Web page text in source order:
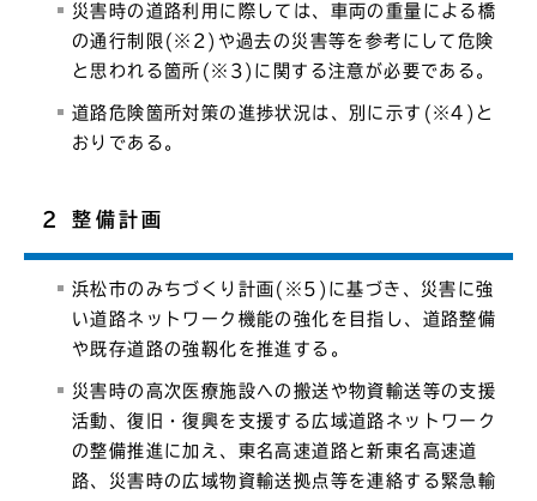
災害時の道路利用に際しては、車両の重量による橋
の通行制限(※2)や過去の災害等を参考にして危険
と思われる箇所(※3)に関する注意が必要である。
道路危険箇所対策の進捗状況は、別に示す(※4)と
おりである。
2 整備計画
浜松市のみちづくり計画(※5)に基づき、災害に強
い道路ネットワーク機能の強化を目指し、道路整備
や既存道路の強靱化を推進する。
災害時の高次医療施設への搬送や物資輸送等の支援
活動、復旧・復興を支援する広域道路ネットワーク
の整備推進に加え、東名高速道路と新東名高速道
路、災害時の広域物資輸送拠点等を連絡する緊急輸